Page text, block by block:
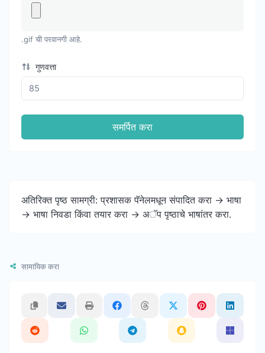
.gif ची परवानगी आहे.
गुणवत्ता
समर्पित करा
अतिरिक्त पृष्ठ सामग्री: प्रशासक पॅनेलमधून संपादित करा -> भाषा
-> भाषा निवडा किंवा तयार करा -> अॅप पृष्ठाचे भाषांतर करा.
सामायिक करा